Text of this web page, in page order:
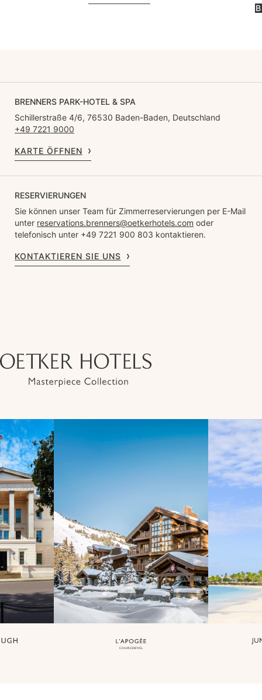
BRENNERS PARK-HOTEL & SPA
Schillerstraße 4/6, 76530 Baden-Baden, Deutschland
+49 7221 9000
KARTE ÖFFNEN
RESERVIERUNGEN
Sie können unser Team für Zimmerreservierungen per E-Mail
unter reservations.brenners@oetkerhotels.com oder
telefonisch unter +49 7221 900 803 kontaktieren.
KONTAKTIEREN SIE UNS